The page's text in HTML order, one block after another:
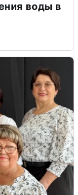
воды в